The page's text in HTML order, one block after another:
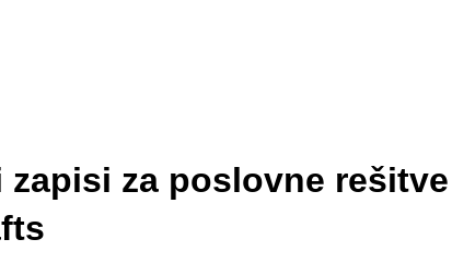
zapisi za poslovne rešitve